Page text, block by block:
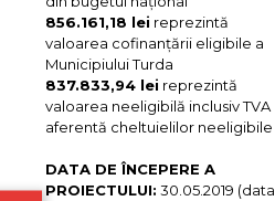
856.161,18 lei reprezintă
valoarea cofinanțării eligibile a
Municipiului Turda
837.833,94 lei reprezintă
valoarea neeligibilă inclusiv TVA
aferentă cheltuielilor neeligibile
DATA DE ÎNCEPERE A
PROIECTULUI: 30.05.2019 (data